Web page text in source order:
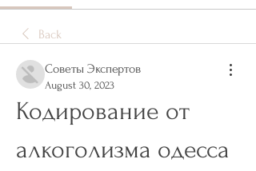
Back
Советы Экспертов
August 30, 2023
Кодирование от
алкоголизма одесса